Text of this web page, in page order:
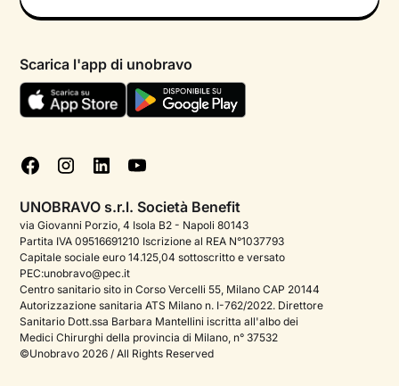
Psicologo in chat
Aiuto urgente
FAQ
Podcast di psicologia
Corporate
Psicologo italiano all'estero
Approfondimenti sulla salute mentale
Sala stampa
Termini e condizioni
Informativa Privacy
Cookie policy
Gestisci cookie
Scarica l'app di unobravo
UNOBRAVO s.r.l. Società Benefit
via Giovanni Porzio, 4 Isola B2 - Napoli 80143
Partita IVA 09516691210 Iscrizione al REA N°1037793
Capitale sociale euro 14.125,04 sottoscritto e versato
PEC:unobravo@pec.it
Centro sanitario sito in Corso Vercelli 55, Milano CAP 20144
Autorizzazione sanitaria ATS Milano n. I-762/2022. Direttore
Sanitario Dott.ssa Barbara Mantellini iscritta all'albo dei
Medici Chirurghi della provincia di Milano, n° 37532
©Unobravo 2026 / All Rights Reserved